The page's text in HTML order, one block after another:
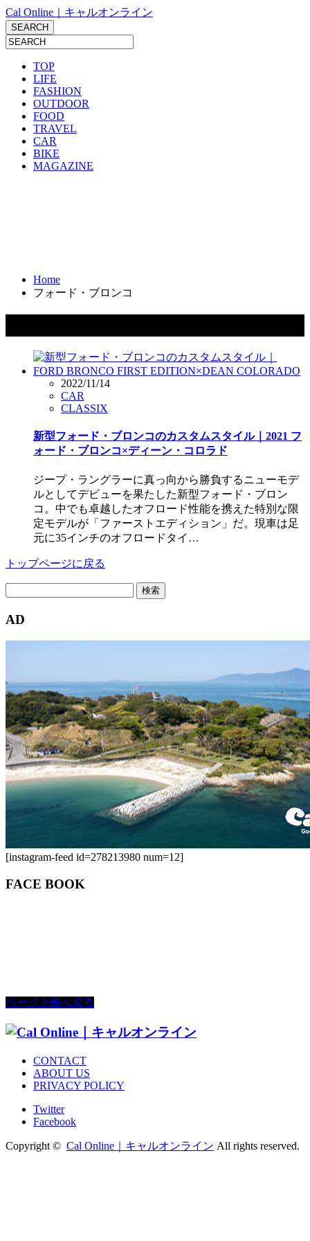
Cal Online｜キャルオンライン
TOP
LIFE
FASHION
OUTDOOR
FOOD
TRAVEL
CAR
BIKE
MAGAZINE
Home
フォード・ブロンコ
2022/11/14
CAR
CLASSIX
新型フォード・ブロンコのカスタムスタイル｜2021 フ
ォード・ブロンコ×ディーン・コロラド
ジープ・ラングラーに真っ向から勝負するニューモデ
ルとしてデビューを果たした新型フォード・ブロン
コ。中でも卓越したオフロード性能を携えた特別な限
定モデルが「ファーストエディション」だ。現車は足
元に35インチのオフロードタイ…
トップページに戻る
AD
[instagram-feed id=278213980 num=12]
FACE BOOK
ページ上部へ戻る
CONTACT
ABOUT US
PRIVACY POLICY
Twitter
Facebook
Copyright © Cal Online｜キャルオンライン All rights reserved.